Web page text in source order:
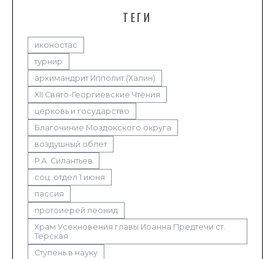
ТЕГИ
иконостас
турнир
архимандрит Ипполит (Халин)
XII Свято-Георгиевские Чтения
церковь и государство
Благочиние Моздокского округа
воздушный облет
Р.А. Силантьев
соц. отдел 1 июня
пассия
протоиерей леонид
Храм Усекновения главы Иоанна Предтечи ст.
Терская
Ступень в науку